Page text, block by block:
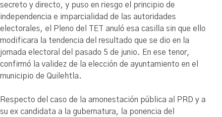
secreto y directo, y puso en riesgo el principio de
independencia e imparcialidad de las autoridades
electorales, el Pleno del TET anuló esa casilla sin que ello
modificara la tendencia del resultado que se dio en la
jornada electoral del pasado 5 de junio. En ese tenor,
confirmó la validez de la elección de ayuntamiento en el
municipio de Quilehtla.
Respecto del caso de la amonestación pública al PRD y a
su ex candidata a la gubernatura, la ponencia del